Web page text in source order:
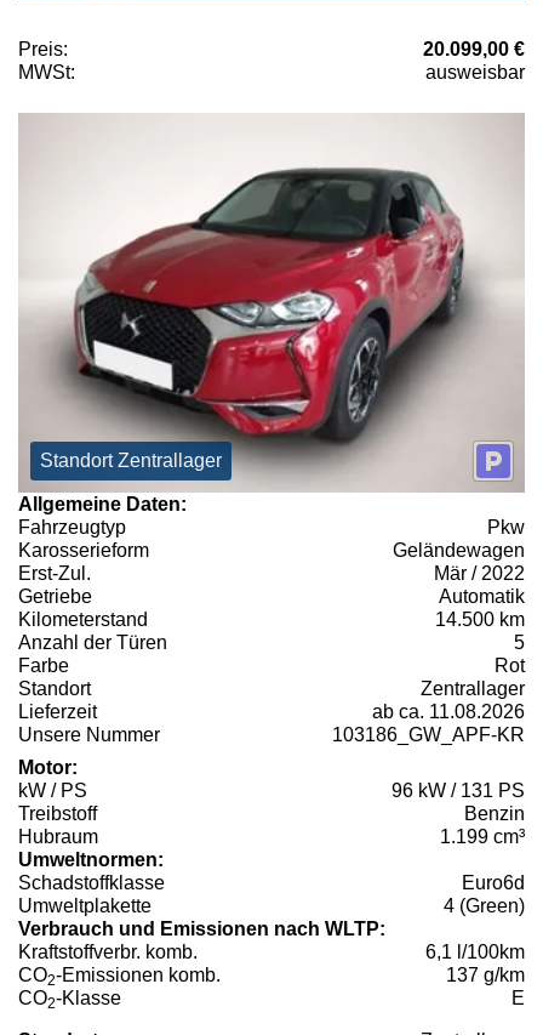
Preis:
20.099,00 €
MWSt:
ausweisbar
Standort Zentrallager
Allgemeine Daten:
Fahrzeugtyp
Pkw
Karosserieform
Geländewagen
Erst-Zul.
Mär / 2022
Getriebe
Automatik
Kilometerstand
14.500 km
Anzahl der Türen
5
Farbe
Rot
Standort
Zentrallager
Lieferzeit
ab ca. 11.08.2026
Unsere Nummer
103186_GW_APF-KR
Motor:
kW / PS
96 kW / 131 PS
Treibstoff
Benzin
Hubraum
1.199 cm³
Umweltnormen:
Schadstoffklasse
Euro6d
Umweltplakette
4 (Green)
Verbrauch und Emissionen nach WLTP:
Kraftstoffverbr. komb.
6,1 l/100km
CO2-Emissionen komb.
137 g/km
CO2-Klasse E